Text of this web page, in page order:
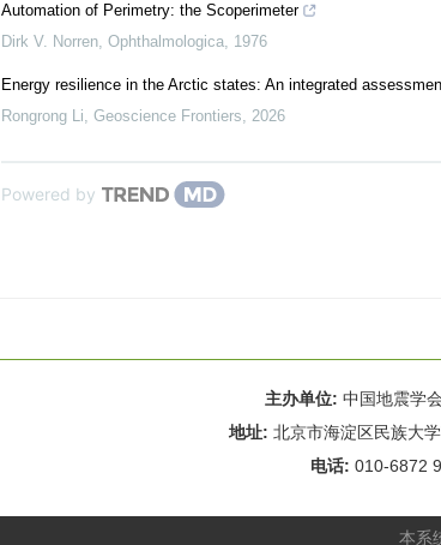
Automation of Perimetry: the Scoperimeter
Dirk V. Norren, Ophthalmologica, 1976
Energy resilience in the Arctic states: An integrated
Rongrong Li, Geoscience Frontiers, 2026
Powered by
主办单位: 中国地震
地址: 北京市海淀区民族大
电话: 010-
本系